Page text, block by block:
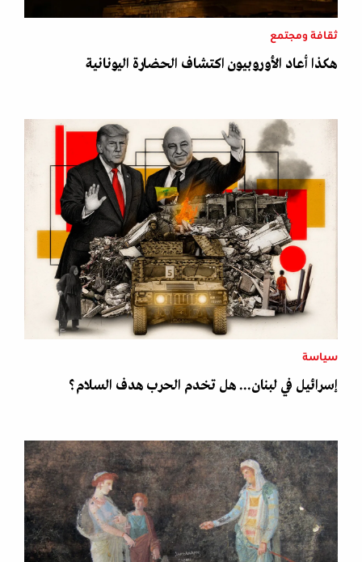
ثقافة ومجتمع
هكذا أعاد الأوروبيون اكتشاف الحضارة اليونانية
سياسة
إسرائيل في لبنان... هل تخدم الحرب هدف السلام؟